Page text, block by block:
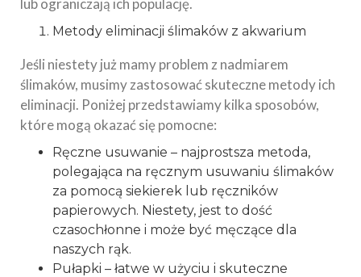
lub ograniczają ich populację.
Metody eliminacji ślimaków z akwarium
Jeśli niestety już mamy problem z nadmiarem
ślimaków, musimy zastosować skuteczne metody ich
eliminacji. Poniżej przedstawiamy kilka sposobów,
które mogą okazać się pomocne:
Ręczne usuwanie – najprostsza metoda,
polegająca na ręcznym usuwaniu ślimaków
za pomocą siekierek lub ręczników
papierowych. Niestety, jest to dość
czasochłonne i może być męczące dla
naszych rąk.
Pułapki – łatwe w użyciu i skuteczne